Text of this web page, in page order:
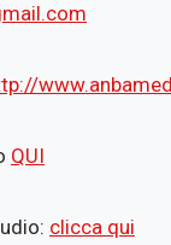
QUI
clicca qui